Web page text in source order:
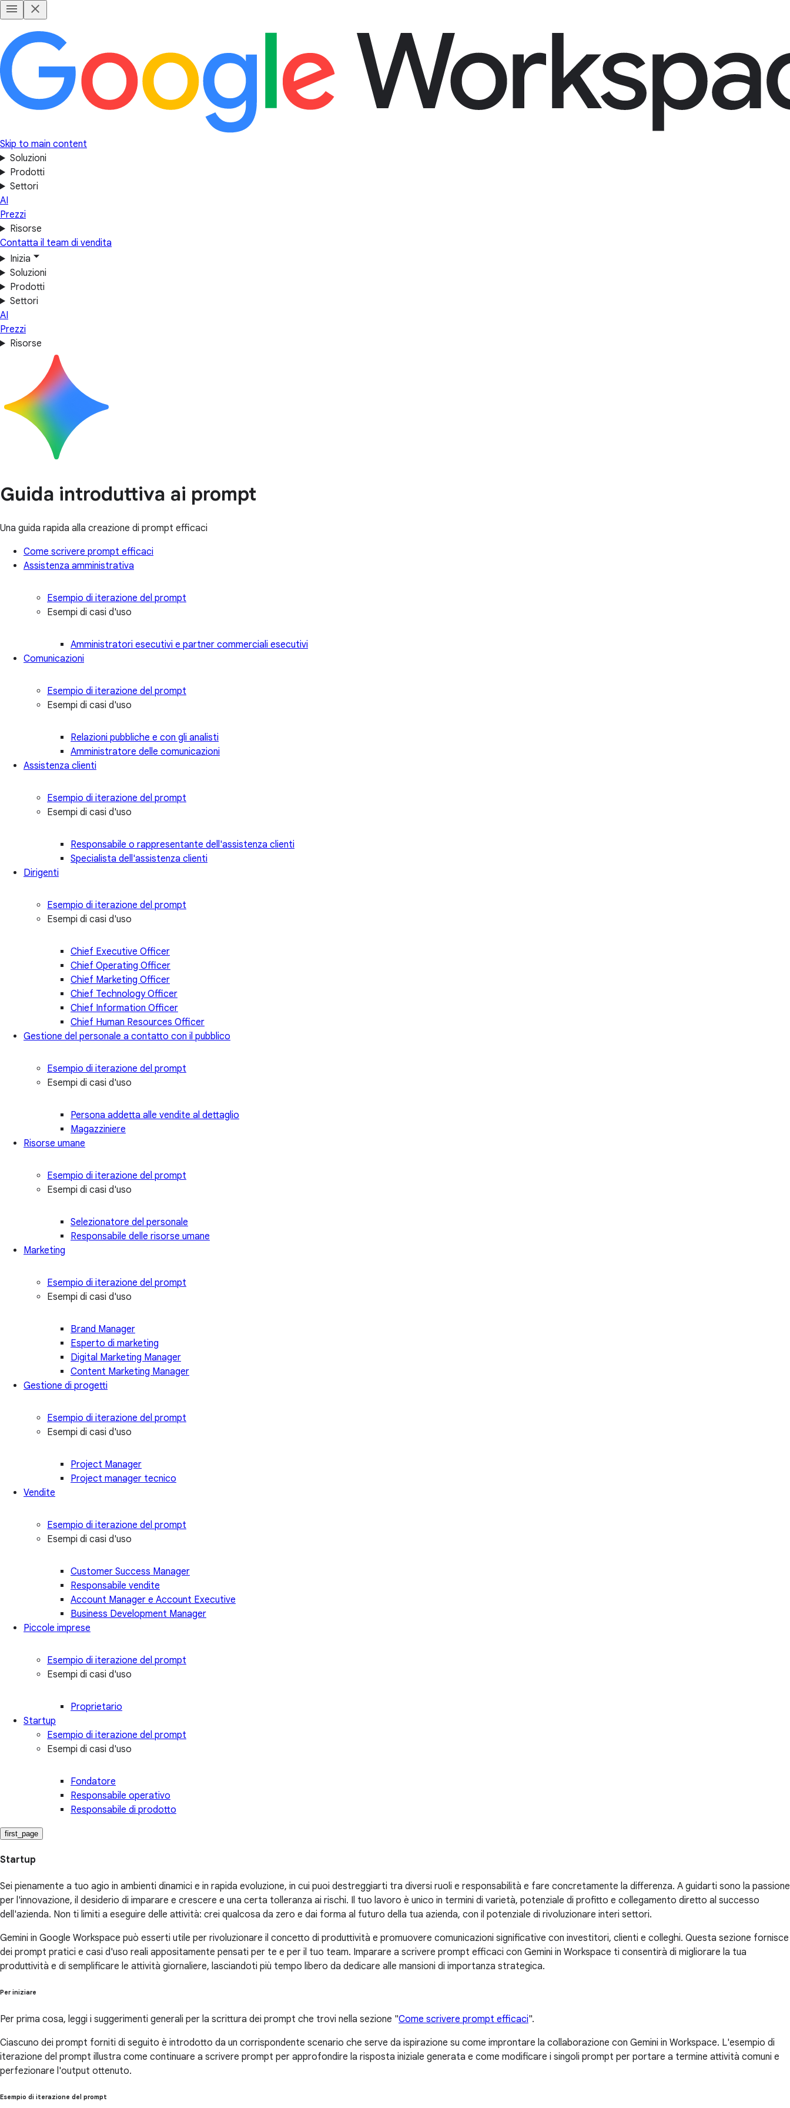
Skip to main content
Soluzioni
Prodotti
Settori
AI
Prezzi
Risorse
Contatta il team di vendita
Inizia
Soluzioni
Prodotti
Settori
AI
Prezzi
Risorse
Guida introduttiva ai prompt
Una guida rapida alla creazione di prompt efficaci
Come scrivere prompt efficaci
Assistenza amministrativa
Esempio di iterazione del prompt
Esempi di casi d'uso
Amministratori esecutivi e partner commerciali esecutivi
Comunicazioni
Esempio di iterazione del prompt
Esempi di casi d'uso
Relazioni pubbliche e con gli analisti
Amministratore delle comunicazioni
Assistenza clienti
Esempio di iterazione del prompt
Esempi di casi d'uso
Responsabile o rappresentante dell'assistenza clienti
Specialista dell'assistenza clienti
Dirigenti
Esempio di iterazione del prompt
Esempi di casi d'uso
Chief Executive Officer
Chief Operating Officer
Chief Marketing Officer
Chief Technology Officer
Chief Information Officer
Chief Human Resources Officer
Gestione del personale a contatto con il pubblico
Esempio di iterazione del prompt
Esempi di casi d'uso
Persona addetta alle vendite al dettaglio
Magazziniere
Risorse umane
Esempio di iterazione del prompt
Esempi di casi d'uso
Selezionatore del personale
Responsabile delle risorse umane
Marketing
Esempio di iterazione del prompt
Esempi di casi d'uso
Brand Manager
Esperto di marketing
Digital Marketing Manager
Content Marketing Manager
Gestione di progetti
Esempio di iterazione del prompt
Esempi di casi d'uso
Project Manager
Project manager tecnico
Vendite
Esempio di iterazione del prompt
Esempi di casi d'uso
Customer Success Manager
Responsabile vendite
Account Manager e Account Executive
Business Development Manager
Piccole imprese
Esempio di iterazione del prompt
Esempi di casi d'uso
Proprietario
Startup
Esempio di iterazione del prompt
Esempi di casi d'uso
Fondatore
Responsabile operativo
Responsabile di prodotto
first_page
Startup
Sei pienamente a tuo agio in ambienti dinamici e in rapida evoluzione, in cui puoi destreggiarti tra diversi ruoli e responsabilità e fare concretamente la differenza. A guidarti sono la passione
per l'innovazione, il desiderio di imparare e crescere e una certa tolleranza ai rischi. Il tuo lavoro è unico in termini di varietà, potenziale di profitto e collegamento diretto al successo
dell'azienda. Non ti limiti a eseguire delle attività: crei qualcosa da zero e dai forma al futuro della tua azienda, con il potenziale di rivoluzionare interi settori.
Gemini in Google Workspace può esserti utile per rivoluzionare il concetto di produttività e promuovere comunicazioni significative con investitori, clienti e colleghi. Questa sezione fornisce
dei prompt pratici e casi d'uso reali appositamente pensati per te e per il tuo team. Imparare a scrivere prompt efficaci con Gemini in Workspace ti consentirà di migliorare la tua
produttività e di semplificare le attività giornaliere, lasciandoti più tempo libero da dedicare alle mansioni di importanza strategica.
Per iniziare
Per prima cosa, leggi i suggerimenti generali per la scrittura dei prompt che trovi nella sezione "Come scrivere prompt efficaci".
Ciascuno dei prompt forniti di seguito è introdotto da un corrispondente scenario che serve da ispirazione su come improntare la collaborazione con Gemini in Workspace. L'esempio di
iterazione del prompt illustra come continuare a scrivere prompt per approfondire la risposta iniziale generata e come modificare i singoli prompt per portare a termine attività comuni e
perfezionare l'output ottenuto.
Esempio di iterazione del prompt